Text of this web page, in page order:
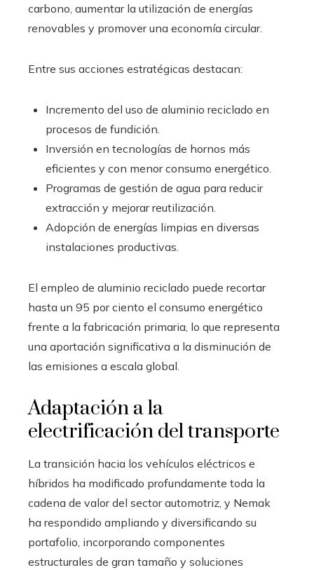
carbono, aumentar la utilización de energías
renovables y promover una economía circular.
Entre sus acciones estratégicas destacan:
Incremento del uso de aluminio reciclado en
procesos de fundición.
Inversión en tecnologías de hornos más
eficientes y con menor consumo energético.
Programas de gestión de agua para reducir
extracción y mejorar reutilización.
Adopción de energías limpias en diversas
instalaciones productivas.
El empleo de aluminio reciclado puede recortar
hasta un 95 por ciento el consumo energético
frente a la fabricación primaria, lo que representa
una aportación significativa a la disminución de
las emisiones a escala global.
Adaptación a la
electrificación del transporte
La transición hacia los vehículos eléctricos e
híbridos ha modificado profundamente toda la
cadena de valor del sector automotriz, y Nemak
ha respondido ampliando y diversificando su
portafolio, incorporando componentes
estructurales de gran tamaño y soluciones